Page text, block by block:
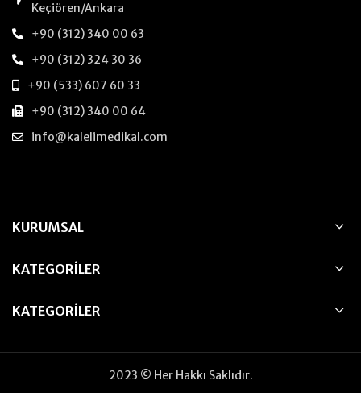
Keçiören/Ankara
+90 (312) 340 00 63
+90 (312) 324 30 36
+90 (533) 607 60 33
+90 (312) 340 00 64
info@kalelimedikal.com
KURUMSAL
KATEGORILER
KATEGORILER
2023 © Her Hakkı Saklıdır.